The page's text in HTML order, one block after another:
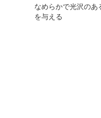
なめらかで光沢のあ
を与える